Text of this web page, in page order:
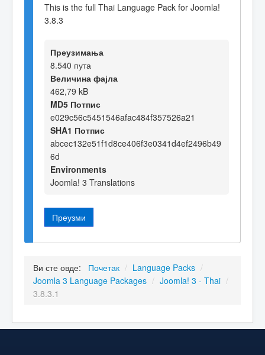
This is the full Thai Language Pack for Joomla!
3.8.3
Преузимања
8.540 пута
Величина фајла
462,79 kB
MD5 Потпис
e029c56c5451546afac484f357526a21
SHA1 Потпис
abcec132e51f1d8ce406f3e0341d4ef2496b49
6d
Environments
Joomla! 3 Translations
Преузми
Ви сте овде: Почетак / Language Packs /
Joomla 3 Language Packages / Joomla! 3 - Thai /
3.8.3.1